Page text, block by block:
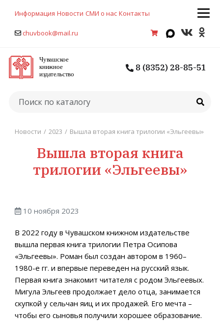
Информация Новости СМИ о нас Контакты
chuvbook@mail.ru
8 (8352) 28-85-51
Новости / 2023 / Вышла вторая книга трилогии «Эльгеевы»
Вышла вторая книга
трилогии «Эльгеевы»
10 ноября 2023
В 2022 году в Чувашском книжном издательстве
вышла первая книга трилогии Петра Осипова
«Эльгеевы». Роман был создан автором в 1960–
1980-е гг. и впервые переведен на русский язык.
Первая книга знакомит читателя с родом Эльгеевых.
Мигула Эльгеев продолжает дело отца, занимается
скупкой у сельчан яиц и их продажей. Его мечта –
чтобы его сыновья получили хорошее образование.